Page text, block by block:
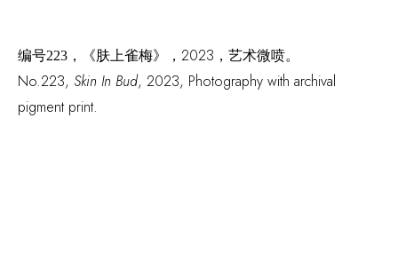
编号223 ，《肤上雀梅》，2023，艺术微喷。
No.223, Skin In Bud, 2023, Photography with archival
pigment print.